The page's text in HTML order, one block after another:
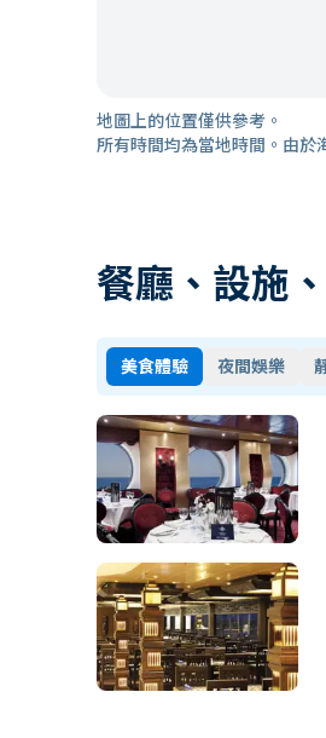
地圖上的位置僅供參考。
所有時間均為當地時間。由於
餐廳、設施
美食體驗 夜間娛樂